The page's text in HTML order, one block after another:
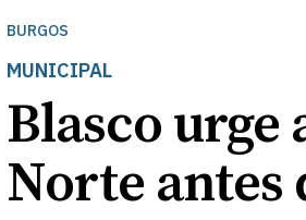
BURGOS
MUNICIPAL
Blasco
Norte antes